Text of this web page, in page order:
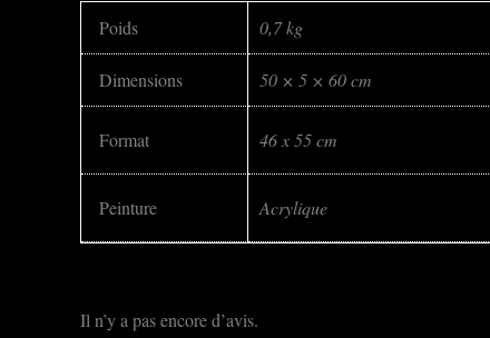
Poids 0,7 kg
Dimensions 50 × 5 × 60 cm
Format 46 x 55 cm
Peinture Acrylique
Il n’y a pas encore d’avis.